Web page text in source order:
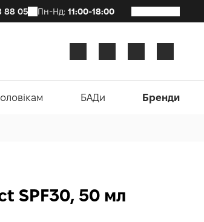
88 05 Пн-Нд: 11:00-18:00
БАДи Бренди
SPF30, 50 мл